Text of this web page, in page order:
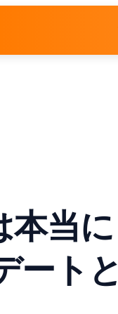
本当に
ートと